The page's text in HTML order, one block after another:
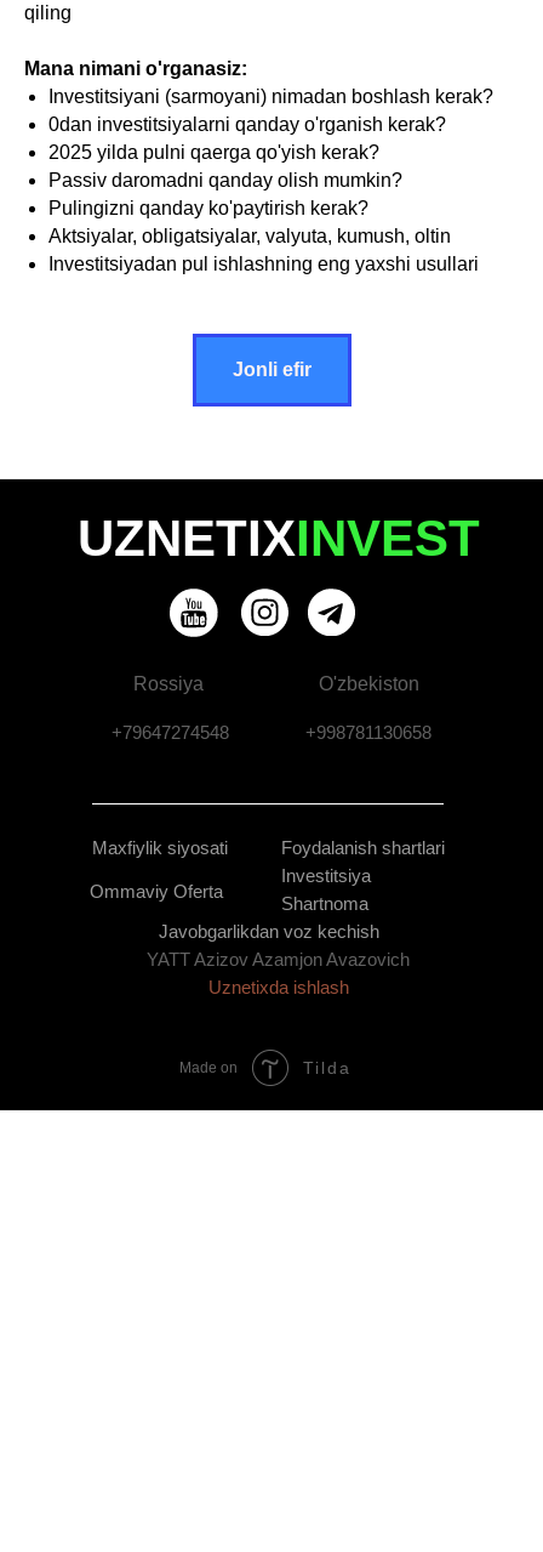
qiling
Mana nimani o'rganasiz:
Investitsiyani (sarmoyani) nimadan boshlash kerak?
0dan investitsiyalarni qanday o'rganish kerak?
2025 yilda pulni qaerga qo'yish kerak?
Passiv daromadni qanday olish mumkin?
Pulingizni qanday ko'paytirish kerak?
Aktsiyalar, obligatsiyalar, valyuta, kumush, oltin
Investitsiyadan pul ishlashning eng yaxshi usullari
Jonli efir
Maxfiylik siyosati
Ommaviy Oferta
Foydalanish shartlari
Shartnoma
YATT Azizov Azamjon Avazovich
Uznetixda ishlash
Rossiya
+79647274548
O'zbekiston
+998781130658
UZNETIXINVEST
Javobgarlikdan voz kechish
Investitsiya
Made on Tilda